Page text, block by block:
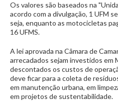
Os valores são baseados na
acordo com a divulgação, 1 UFM
seja, enquanto as motocicletas
16 UFMS.
A lei aprovada na Câmara de
arrecadados sejam investidos em
descontados os custos de
deve ficar para a coleta de
em manutenção urbana, em
em projetos de sustentabilidade.